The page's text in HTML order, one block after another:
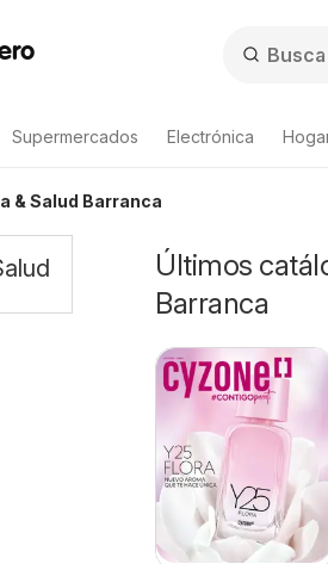
Supermercados Electrónica
& Salud Barranca
Últimos
Barranca